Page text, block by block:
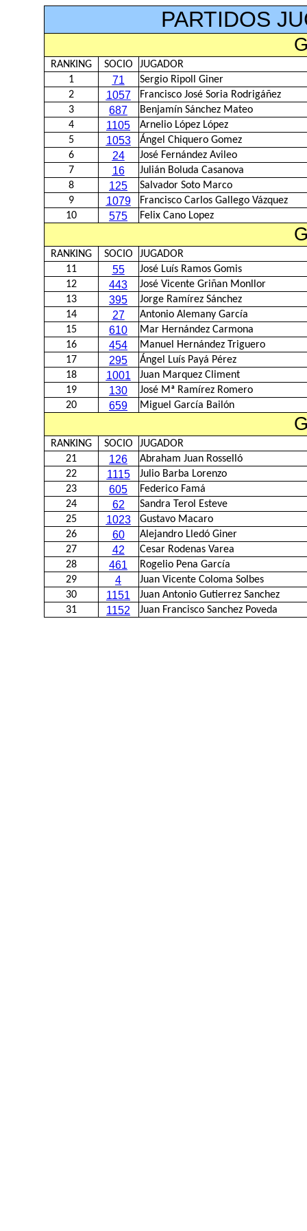
PARTIDOS
RANKING SOCIO
JUGADOR
1
71
Sergio Ripoll Giner
2
1057
Francisco José Soria Rodrigáñez
3
687
Benjamín Sánchez Mateo
4
1105
Arnelio López López
5
1053
Ángel Chiquero Gomez
6
24
José Fernández Avileo
7
16
Julián Boluda Casanova
8
125
Salvador Soto Marco
9
1079
Francisco Carlos Gallego Vázquez
10
575 Felix Cano Lopez
RANKING SOCIO
JUGADOR
11
55
José Luís Ramos Gomis
12
443
José Vicente Griñan Monllor
13
395
Jorge Ramírez Sánchez
14
27
Antonio Alemany García
15
610
Mar Hernández Carmona
16
454
Manuel Hernández Triguero
17
295
Ángel Luís Payá Pérez
18
1001
Juan Marquez Climent
19
130
José Mª Ramírez Romero
20
659 Miguel García Bailón
RANKING SOCIO
JUGADOR
21
126
Abraham Juan Rosselló
22
1115
Julio Barba Lorenzo
23
605
Federico Famá
24
62
Sandra Terol Esteve
25
1023
Gustavo Macaro
26
60
Alejandro Lledó Giner
27
42
Cesar Rodenas Varea
28
461
Rogelio Pena García
29
4
Juan Vicente Coloma Solbes
30
1151
Juan Antonio Gutierrez Sanchez
31
1152 Juan Francisco Sanchez Poveda